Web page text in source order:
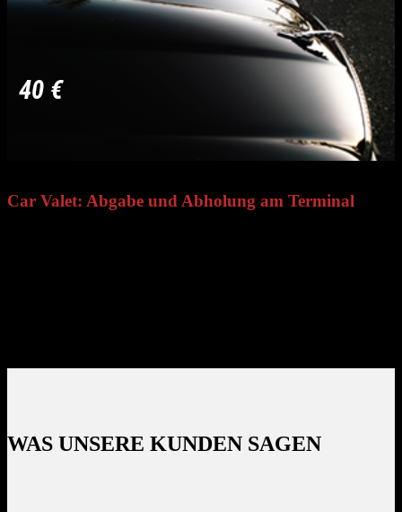
40 €
Car Valet: Abgabe und Abholung am Terminal
WAS UNSERE KUNDEN SAGEN